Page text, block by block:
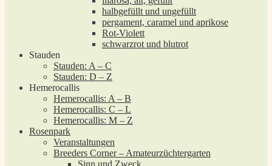
halbgefüllt und ungefüllt
pergament, caramel und aprikose
Rot-Violett
schwarzrot und blutrot
Stauden
Stauden: A – C
Stauden: D – Z
Hemerocallis
Hemerocallis: A – B
Hemerocallis: C – L
Hemerocallis: M – Z
Rosenpark
Veranstaltungen
Breeders Corner – Amateurzüchtergarten
Sinn und Zweck